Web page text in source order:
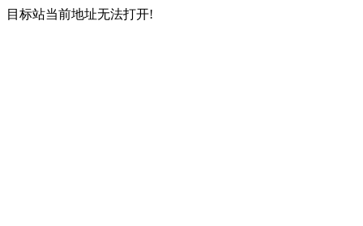
目标站当前地址无法打开!